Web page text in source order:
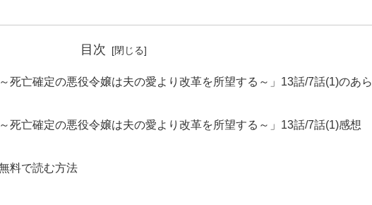
目次
死亡確定の悪役令嬢は夫の愛より改革を所望する～」13話/7話(1)のあら
死亡確定の悪役令嬢は夫の愛より改革を所望する～」13話/7話(1)感想
料で読む方法